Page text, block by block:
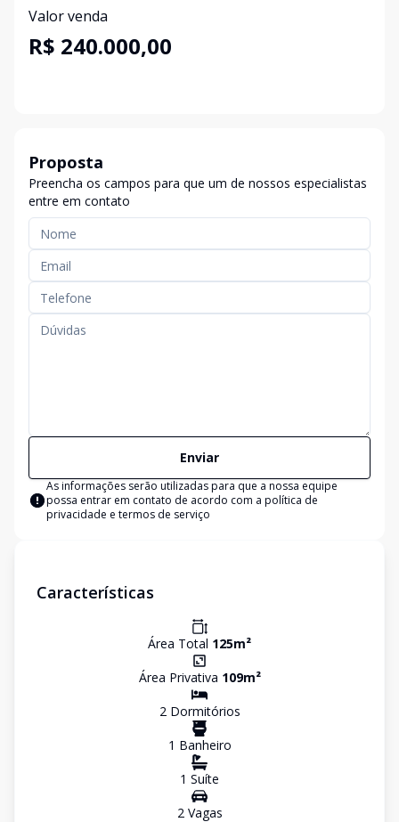
Valor venda
R$ 240.000,00
Proposta
Preencha os campos para que um de nossos especialistas
entre em contato
Enviar
As informações serão utilizadas para que a nossa equipe
possa entrar em contato de acordo com a política de
privacidade e termos de serviço
Características
Área Total 125m²
Área Privativa 109m²
2Dormitórios
1 Banheiro
1 Suíte
2Vagas